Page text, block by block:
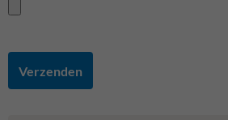
Verzenden